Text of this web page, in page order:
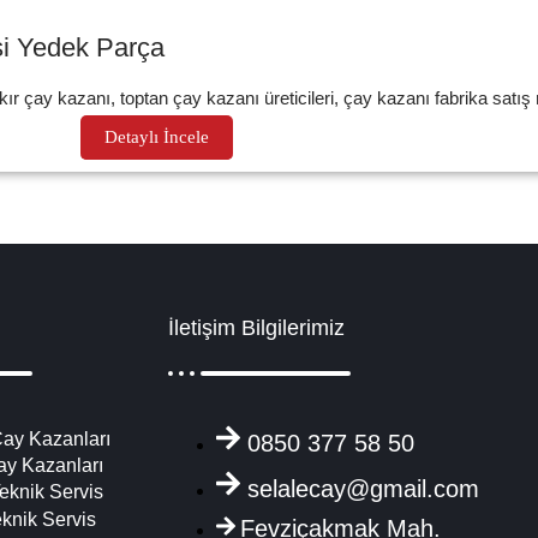
Yedek Parça
çay kazanı, toptan çay kazanı üreticileri, çay kazanı fabrika satış
Detaylı İncele
Kazanları
Kazanları
Servis
Servis
İletişim Bilgilerimiz
0850 377 58 50
selalecay@gmail.com
Fevziçakmak Mah.